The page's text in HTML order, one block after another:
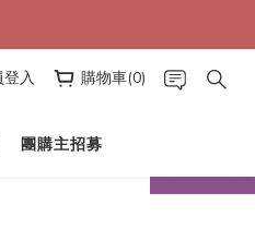
登入 購物車(0)
團購主招募